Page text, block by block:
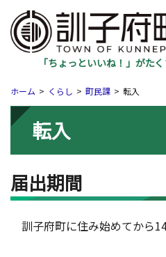
「ちょっといいね！」がた
ホーム くらし 町民課 転入
転入
届出期間
訓子府町に住み始めてから